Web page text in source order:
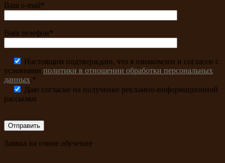
Ваш e-mail*
Ваш телефон*
Настоящим подтверждаю, что я ознакомлен и согласен с
условиями политики в отношении обработки персональных
данных.*
Даю согласие на получение рекламно-информационной
рассылки
Заявка на очное обучение